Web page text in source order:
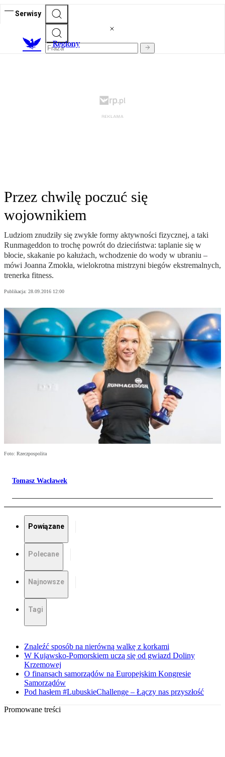
Serwisy
Regiony
Przez chwilę poczuć się
wojownikiem
Ludziom znudziły się zwykłe formy aktywności fizycznej, a taki
Runmageddon to trochę powrót do dzieciństwa: taplanie się w
błocie, skakanie po kałużach, wchodzenie do wody w ubraniu –
mówi Joanna Zmokła, wielokrotna mistrzyni biegów ekstremalnych,
trenerka fitness.
Publikacja: 28.09.2016 12:00
Foto: Rzeczpospolita
Tomasz Wacławek
Powiązane
Polecane
Najnowsze
Tagi
Znaleźć sposób na nierówną walkę z korkami
W Kujawsko-Pomorskiem uczą się od gwiazd Doliny
Krzemowej
O finansach samorządów na Europejskim Kongresie
Samorządów
Pod hasłem #LubuskieChallenge – Łączy nas przyszłość
Promowane treści